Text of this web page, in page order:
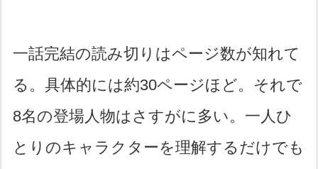
一話完結の読み切りはページ数が知れて
る。具体的には約30ページほど。それで
8名の登場人物はさすがに多い。一人ひ
とりのキャラクターを理解するだけでも